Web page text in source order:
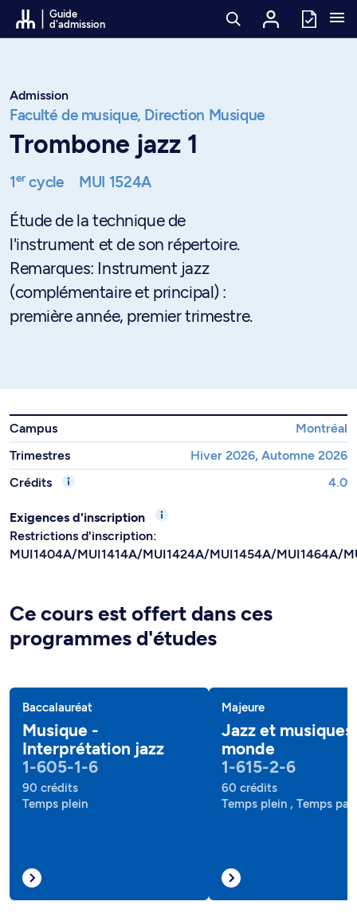
Passer au contenu
Guide
d'admission
Admission
Faculté de musique, Direction Musique
Trombone jazz 1
1ercycle MUI 1524A
Étude de la technique de
l'instrument et de son répertoire.
Remarques: Instrument jazz
(complémentaire et principal) :
première année, premier trimestre.
Campus
Montréal
Trimestres
Hiver 2026, Automne 2026
Crédits
4.0
Exigences d'inscription
Restrictions d'inscription:
MUI1404A/MUI1414A/MUI1424A/MUI1454A/MUI1464A/
Ce cours est offert dans ces
programmes d'études
Baccalauréat
Musique -
Interprétation jazz
1-605-1-6
90 crédits
Temps plein
Majeure
Jazz et
monde
1-615-2-6
60 crédits
Temps plein , Temps